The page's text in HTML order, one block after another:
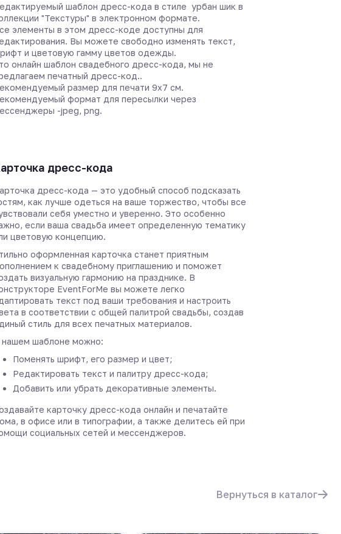
шаблон дресс-кода в стиле урбан шик в
"Текстуры" в электронном формате.
элементы в этом дресс-коде доступны для
Вы можете свободно изменять текст,
и цветовую гамму цветов одежды.
онлайн шаблон свадебного дресс-кода, мы не
печатный дресс-код..
размер для печати 9х7 см.
формат для пересылки через
-jpeg, png.
дресс-кода
дресс-кода — это удобный способ подсказать
как лучше одеться на ваше торжество, чтобы все
себя уместно и уверенно. Это особенно
если ваша свадьба имеет определенную тематику
цветовую концепцию.
оформленная карточка станет приятным
к свадебному приглашению и поможет
визуальную гармонию на празднике. В
EventForMe вы можете легко
текст под ваши требования и настроить
в соответствии с общей палитрой свадьбы, создав
стиль для всех печатных материалов.
нашем шаблоне можно:
Поменять шрифт, его размер и цвет;
Редактировать текст и палитру дресс-кода;
Добавить или убрать декоративные элементы.
карточку дресс-кода онлайн и печатайте
в офисе или в типографии, а также делитесь ей при
социальных сетей и мессенджеров.
Вернуться в каталог